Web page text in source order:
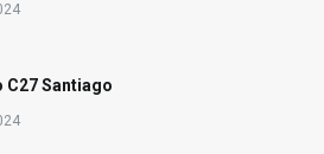
C27 Santiago